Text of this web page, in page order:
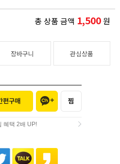
총 상품 금액 1,500원
장바구니 관심상품
혜택 2배 UP!